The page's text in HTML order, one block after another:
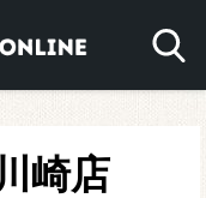
崎店